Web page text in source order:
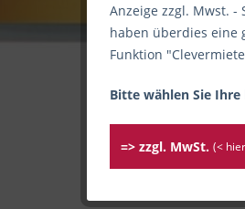
Anzeige zzgl. Mwst.
haben überdies eine
Funktion
Bitte wählen Sie
=> zzgl. MwSt. (<